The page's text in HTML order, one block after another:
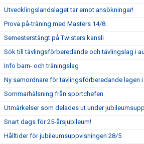
Utvecklingslandslaget tar emot ansökningar!
Prova på-träning med Masters 14/8.
Semesterstängt på Twisters kansli
Sök till tävlingsförberedande och tävlingslag i
Info barn- och träningslag
Ny samordnare för tävlingsförberedande lagen
Sommarhälsning från sportchefen
Utmärkelser som delades ut under
Snart dags för 25-årsjubileum!
Hålltider för jubileumsuppvisningen 28/5